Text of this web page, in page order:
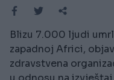
Blizu 7.000 ljudi
zapadnoj Africi,
zdravstvena